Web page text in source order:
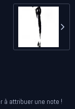
à attribuer une note !